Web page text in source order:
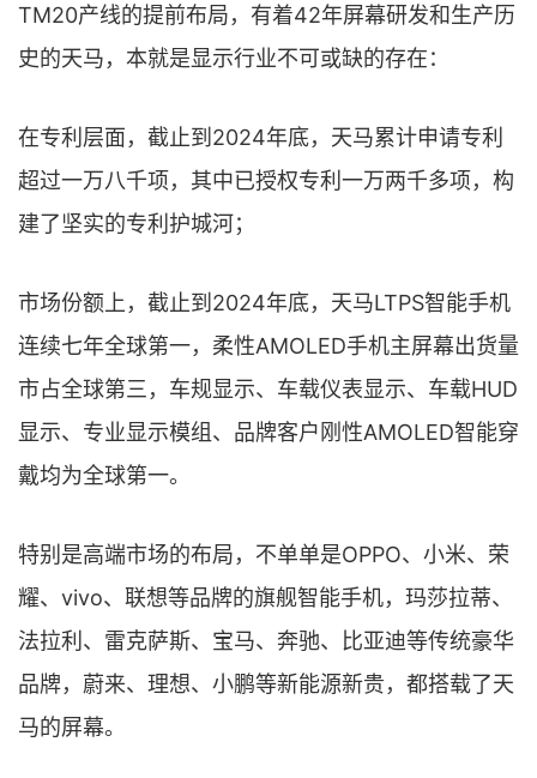
TM20产线的提前布局，有着42年屏幕研发和生产历
史的天马，本就是显示行业不可或缺的存在：
在专利层面，截止到2024年底，天马累计申请专利
超过一万八千项，其中已授权专利一万两千多项，构
建了坚实的专利护城河；
市场份额上，截止到2024年底，天马LTPS智能手机
连续七年全球第一，柔性AMOLED手机主屏幕出货量
市占全球第三，车规显示、车载仪表显示、车载HUD
显示、专业显示模组、品牌客户刚性AMOLED智能穿
戴均为全球第一。
特别是高端市场的布局，不单单是OPPO、小米、荣
耀、vivo、联想等品牌的旗舰智能手机，玛莎拉蒂、
法拉利、雷克萨斯、宝马、奔驰、比亚迪等传统豪华
品牌，蔚来、理想、小鹏等新能源新贵，都搭载了天
马的屏幕。